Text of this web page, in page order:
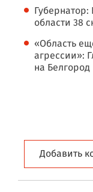
области 38
«Область
агрессии»:
на Белгород
Добавить